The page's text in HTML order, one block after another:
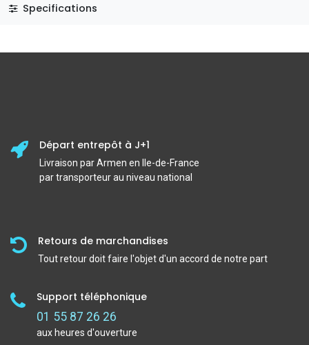
Specifications
Départ entrepôt à J+1
Livraison par Armen en Ile-de-France
par transporteur au niveau national
Retours de marchandises
Tout retour doit faire l'objet d'un accord de notre part
Support téléphonique
01 55 87 26 26
aux heures d'ouverture